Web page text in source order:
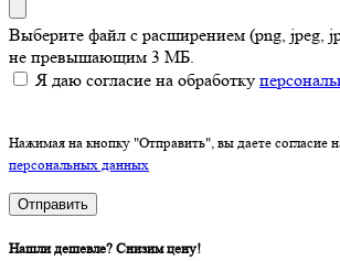
Выберите файл с расширением (png, jpeg,
не превышающим 3 МБ.
Я даю согласие на обработку
Нажимая на кнопку "Отправить", вы даете согласие
персональных данных
Отправить
Нашли дешевле? Снизим цену!